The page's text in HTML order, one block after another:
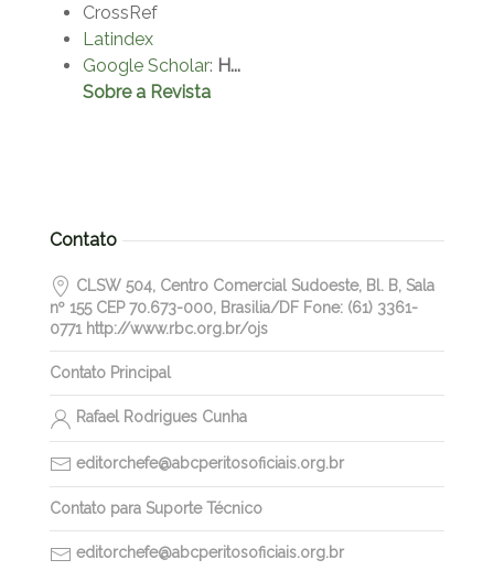
CrossRef
Latindex
Google Scholar: H...
Sobre a Revista
Contato
CLSW 504, Centro Comercial Sudoeste, Bl. B, Sala
nº 155 CEP 70.673-000, Brasilia/DF Fone: (61) 3361-
0771 http://www.rbc.org.br/ojs
Contato Principal
Rafael Rodrigues Cunha
editorchefe@abcperitosoficiais.org.br
Contato para Suporte Técnico
editorchefe@abcperitosoficiais.org.br